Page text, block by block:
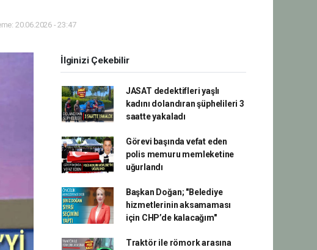
20.06.2026 - 23:47
İlginizi Çekebilir
JASAT dedektifleri yaşlı
kadını dolandıran şüphelileri 3
saatte yakaladı
Görevi başında vefat eden
polis memuru memleketine
uğurlandı
Başkan Doğan; "Belediye
hizmetlerinin aksamaması
için CHP’de kalacağım"
Traktör ile römork arasına